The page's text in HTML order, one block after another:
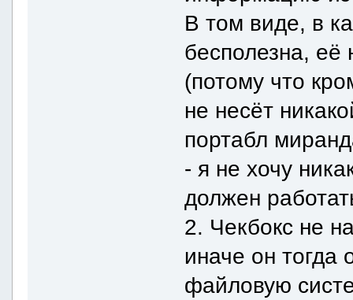
В том виде, в
бесполезна, её
(потому что
не несёт
портабл
- я не хочу
должен
2. Чекбокс не
иначе он тогда
файловую